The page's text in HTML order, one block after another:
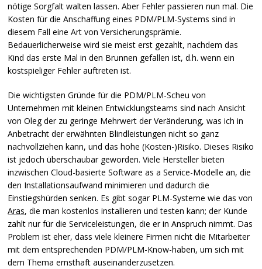
nötige Sorgfalt walten lassen. Aber Fehler passieren nun mal. Die
Kosten für die Anschaffung eines PDM/PLM-Systems sind in
diesem Fall eine Art von Versicherungsprämie.
Bedauerlicherweise wird sie meist erst gezahlt, nachdem das
Kind das erste Mal in den Brunnen gefallen ist, d.h. wenn ein
kostspieliger Fehler auftreten ist.
Die wichtigsten Gründe für die PDM/PLM-Scheu von
Unternehmen mit kleinen Entwicklungsteams sind nach Ansicht
von Oleg der zu geringe Mehrwert der Veränderung, was ich in
Anbetracht der erwähnten Blindleistungen nicht so ganz
nachvollziehen kann, und das hohe (Kosten-)Risiko. Dieses Risiko
ist jedoch überschaubar geworden. Viele Hersteller bieten
inzwischen Cloud-basierte Software as a Service-Modelle an, die
den Installationsaufwand minimieren und dadurch die
Einstiegshürden senken. Es gibt sogar PLM-Systeme wie das von
Aras, die man kostenlos installieren und testen kann; der Kunde
zahlt nur für die Serviceleistungen, die er in Anspruch nimmt. Das
Problem ist eher, dass viele kleinere Firmen nicht die Mitarbeiter
mit dem entsprechenden PDM/PLM-Know-haben, um sich mit
dem Thema ernsthaft auseinanderzusetzen.